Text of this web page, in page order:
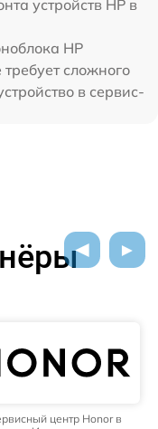
устройств HP в
HP
сложного
в сервис-
центр Honor в